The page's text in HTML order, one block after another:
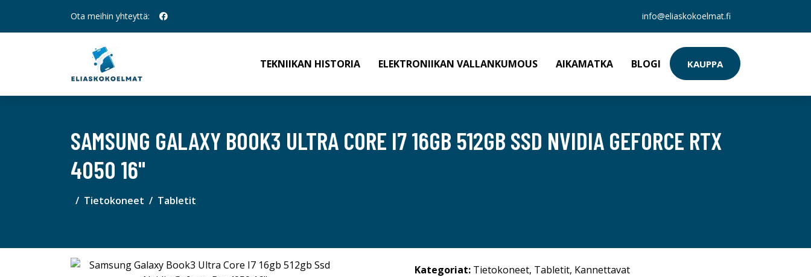
Ota meihin yhteyttä: info@eliaskokoelmat.fi
TEKNIIKAN HISTORIA ELEKTRONIIKAN VALLANKUMOUS AIKAMATKA BLOGI KAUPPA
SAMSUNG GALAXY BOOK3 ULTRA CORE I7 16GB 512GB SSD NVIDIA GEFORCE RTX
4050 16"
Tietokoneet Tabletit
Kategoriat: Tietokoneet, Tabletit, Kannettavat